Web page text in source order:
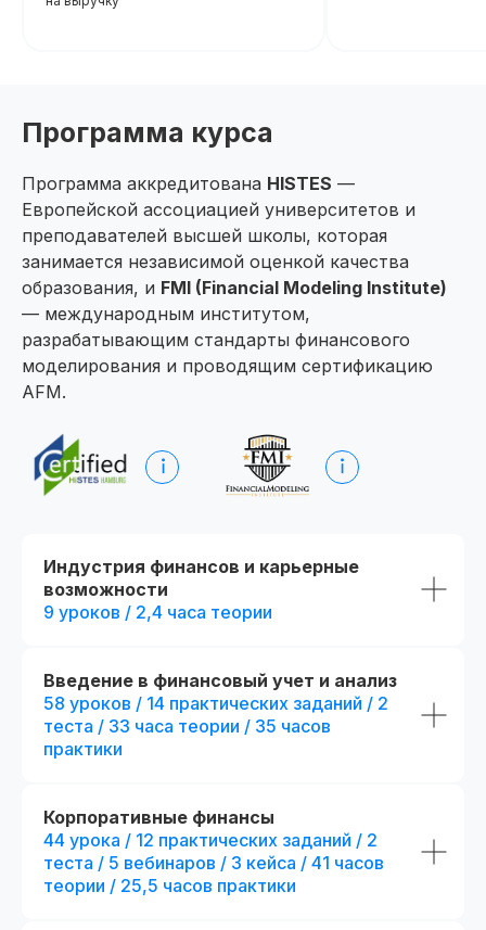
Программа курса
Программа аккредитована HISTES —
Европейской ассоциацией университетов и
преподавателей высшей школы, которая
занимается независимой оценкой качества
образования, и FMI (Financial Modeling Institute)
— международным институтом,
разрабатывающим стандарты финансового
моделирования и проводящим сертификацию
AFM.
Индустрия финансов и карьерные
возможности
9 уроков / 2,4 часа теории
Введение в финансовый учет и анализ
58 уроков / 14 практических заданий / 2
теста / 33 часа теории / 35 часов
практики
Корпоративные финансы
44 урока / 12 практических заданий / 2
теста / 5 вебинаров / 3 кейса / 41 часов
теории / 25,5 часов практики
📅 Начало: start111104.001
Потоковое и асинхронное обучение
При полной оплате
Стандарт